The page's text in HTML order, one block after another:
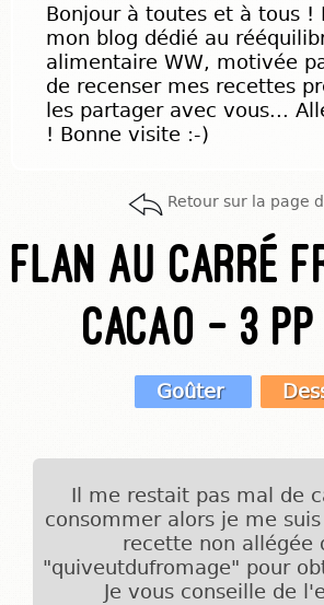
Bonjour à toutes et à tous !
mon blog dédié au
alimentaire WW, motivée
de recenser mes recettes
les partager avec vous...
! Bonne visite :-)
Retour sur la page
Flan au carré
cacao - 3 pp
Goûter
Il me restait pas mal de
consommer alors je me
recette non allégée
"quiveutdufromage" pour
Je vous conseille de